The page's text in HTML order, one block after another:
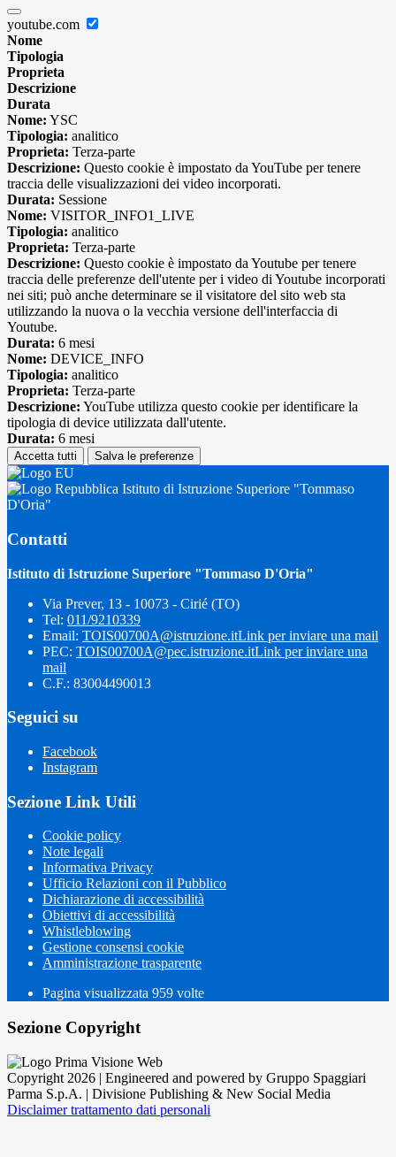
youtube.com
Nome
Tipologia
Proprieta
Descrizione
Durata
Nome: YSC
Tipologia: analitico
Proprieta: Terza-parte
Descrizione: Questo cookie è impostato da YouTube per tenere
traccia delle visualizzazioni dei video incorporati.
Durata: Sessione
Nome: VISITOR_INFO1_LIVE
Tipologia: analitico
Proprieta: Terza-parte
Descrizione: Questo cookie è impostato da Youtube per tenere
traccia delle preferenze dell'utente per i video di Youtube incorporati
nei siti; può anche determinare se il visitatore del sito web sta
utilizzando la nuova o la vecchia versione dell'interfaccia di
Youtube.
Durata: 6 mesi
Nome: DEVICE_INFO
Tipologia: analitico
Proprieta: Terza-parte
Descrizione: YouTube utilizza questo cookie per identificare la
tipologia di device utilizzata dall'utente.
Durata: 6 mesi
Accetta tutti Salva le preferenze
Istituto di Istruzione Superiore "Tommaso
D'Oria"
Contatti
Istituto di Istruzione Superiore "Tommaso D'Oria"
Via Prever, 13 - 10073 - Cirié (TO)
Tel: 011/9210339
Email: TOIS00700A@istruzione.itLink per inviare una mail
PEC: TOIS00700A@pec.istruzione.itLink per inviare una
mail
C.F.: 83004490013
Seguici su
Facebook
Instagram
Sezione Link Utili
Cookie policy
Note legali
Informativa Privacy
Ufficio Relazioni con il Pubblico
Dichiarazione di accessibilità
Obiettivi di accessibilità
Whistleblowing
Gestione consensi cookie
Amministrazione trasparente
Pagina visualizzata 959 volte
Sezione Copyright
Copyright 2026 | Engineered and powered by Gruppo Spaggiari
Parma S.p.A. | Divisione Publishing & New Social Media
Disclaimer trattamento dati personali